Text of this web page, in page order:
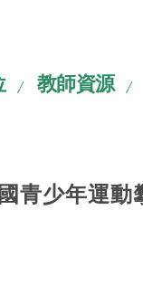
教師資源
青少年運